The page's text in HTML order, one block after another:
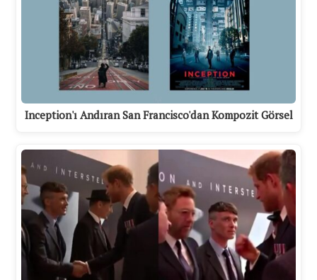
Inception'ı Andıran San Francisco'dan Kompozit Görsel